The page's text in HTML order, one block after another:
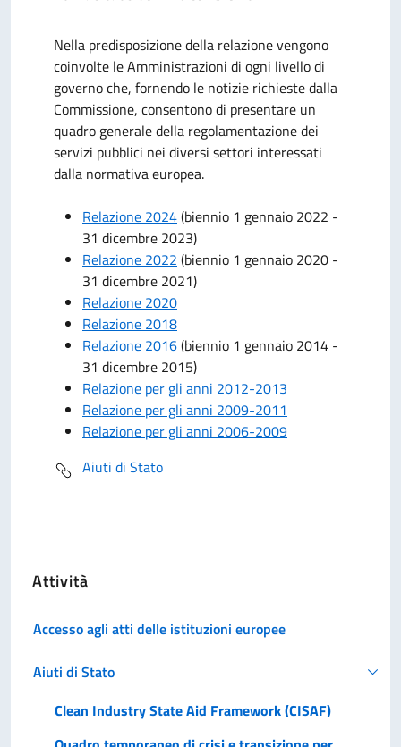
Nella predisposizione della relazione vengono
coinvolte le Amministrazioni di ogni livello di
governo che, fornendo le notizie richieste dalla
Commissione, consentono di presentare un
quadro generale della regolamentazione dei
servizi pubblici nei diversi settori interessati
dalla normativa europea.
Relazione 2024(biennio 1 gennaio 2022 -
31 dicembre 2023)
Relazione 2022 (biennio 1 gennaio 2020 -
31 dicembre 2021)
Relazione 2020
Relazione 2018
Relazione 2016(biennio 1 gennaio 2014 -
31 dicembre 2015)
Relazione per gli anni 2012-2013
Relazione per gli anni 2009-2011
Relazione per gli anni 2006-2009
Aiuti di Stato
Attività
Accesso agli atti delle istituzioni europee
Aiuti di Stato
Clean Industry State Aid Framework (CISAF)